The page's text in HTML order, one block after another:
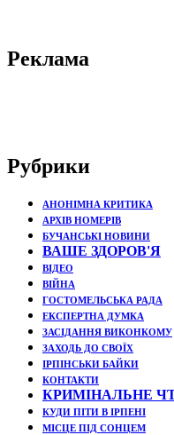
Реклама
Рубрики
АНОНІМНА КРИТИКА
АРХІВ НОМЕРІВ
БУЧАНСЬКІ НОВИНИ
ВАШЕ ЗДОРОВ'Я
ВІДЕО
ВІЙНА
ГОСТОМЕЛЬСЬКА РАДА
ЕКСПЕРТНА ДУМКА
ЗАСІДАННЯ ВИКОНКОМУ
ЗАХОДЬ ДО СВОЇХ
ІРПІНСЬКИ БАЙКИ
КОНТАКТИ
КРИМІНАЛЬНЕ
КУДИ ПІТИ В ІРПЕНІ
МІСЦЕ ПІД СОНЦЕМ